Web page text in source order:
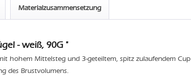
Materialzusammensetzung
- weiß, 90G "
hohem Mittelsteg und 3-geteiltem, spitz zulaufendem Cup
des Brustvolumens.